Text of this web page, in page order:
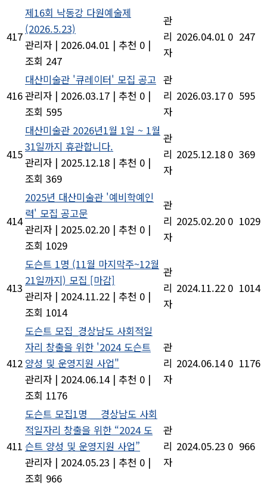
417
제16회 낙동강 다원예술제
(2026.5.23)
관리자 | 2026.04.01 | 추천 0 |
조회 247
관
리
자
2026.04.01 0 247
416
대산미술관 '큐레이터' 모집 공고
관리자 | 2026.03.17 | 추천 0 |
조회 595
관
리
자
2026.03.17 0 595
415
대산미술관 2026년1월 1일 ~ 1월
31일까지 휴관합니다.
관리자 | 2025.12.18 | 추천 0 |
조회 369
관
리
자
2025.12.18 0 369
414
2025년 대산미술관 '예비학예인
력' 모집 공고문
관리자 | 2025.02.20 | 추천 0 |
조회 1029
관
리
자
2025.02.20 0 1029
413
도슨트 1명 (11월 마지막주~12월
21일까지) 모집 [마감]
관리자 | 2024.11.22 | 추천 0 |
조회 1014
관
리
자
2024.11.22 0 1014
412
도슨트 모집_경상남도 사회적일
자리 창출을 위한 '2024 도슨트
양성 및 운영지원 사업"
관리자 | 2024.06.14 | 추천 0 |
조회 1176
관
리
자
2024.06.14 0 1176
411
도슨트 모집1명 __경상남도 사회
적일자리 창출을 위한 “2024 도
슨트 양성 및 운영지원 사업”
관리자 | 2024.05.23 | 추천 0 |
조회 966
관
리
자
2024.05.23 0 966